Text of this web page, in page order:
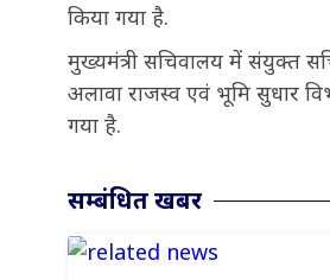
किया गया है.
मुख्यमंत्री सचिवालय में संयुक्त
अलावा राजस्व एवं भूमि सुधार
गया है.
सम्बंधित खबर